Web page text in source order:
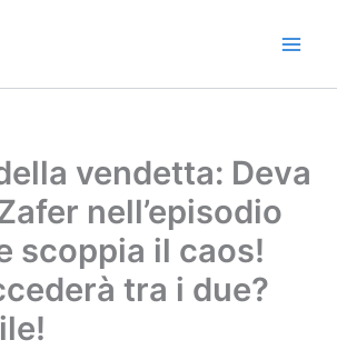
vendetta: Deva
nell’episodio
scoppia il caos!
tra i due?